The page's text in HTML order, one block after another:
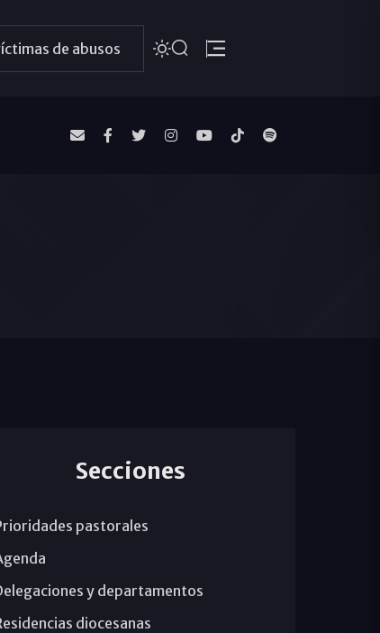
de abusos
Secciones
pastorales
y departamentos
diocesanas